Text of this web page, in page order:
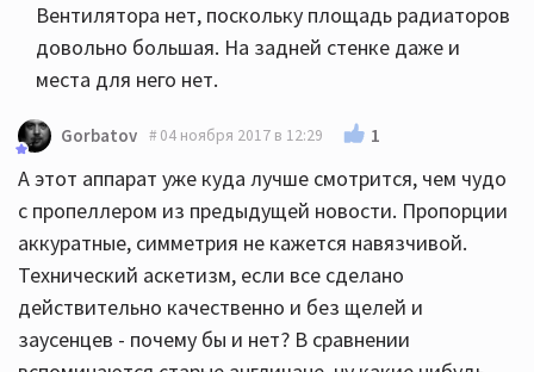
Вентилятора нет, поскольку площадь радиаторов
довольно большая. На задней стенке даже и
места для него нет.
Gorbatov 04 ноября 2017 в 12:29 1
А этот аппарат уже куда лучше смотрится, чем чудо
с пропеллером из предыдущей новости. Пропорции
аккуратные, симметрия не кажется навязчивой.
Технический аскетизм, если все сделано
действительно качественно и без щелей и
заусенцев - почему бы и нет? В сравнении